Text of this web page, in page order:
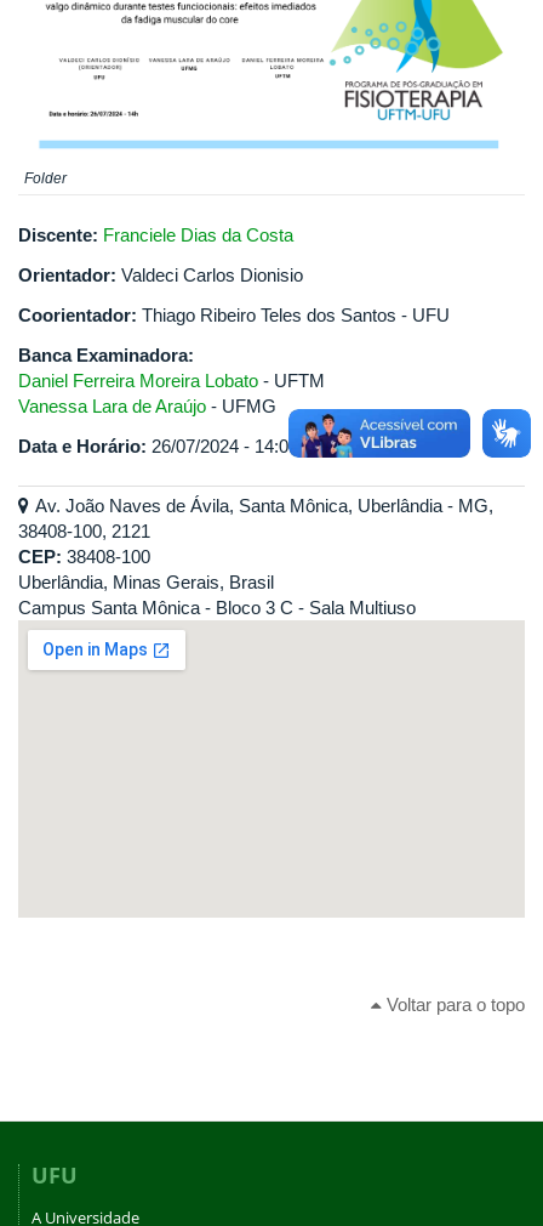
Folder
Discente: Franciele Dias da Costa
Orientador: Valdeci Carlos Dionisio
Coorientador: Thiago Ribeiro Teles dos Santos - UFU
Banca Examinadora:
Daniel Ferreira Moreira Lobato - UFTM
Vanessa Lara de Araújo - UFMG
Data e Horário: 26/07/2024 - 14:00
Av. João Naves de Ávila, Santa Mônica, Uberlândia - MG,
38408-100, 2121
CEP: 38408-100
Uberlândia, Minas Gerais, Brasil
Campus Santa Mônica - Bloco 3 C - Sala Multiuso
Voltar para o topo
UFU
A Universidade